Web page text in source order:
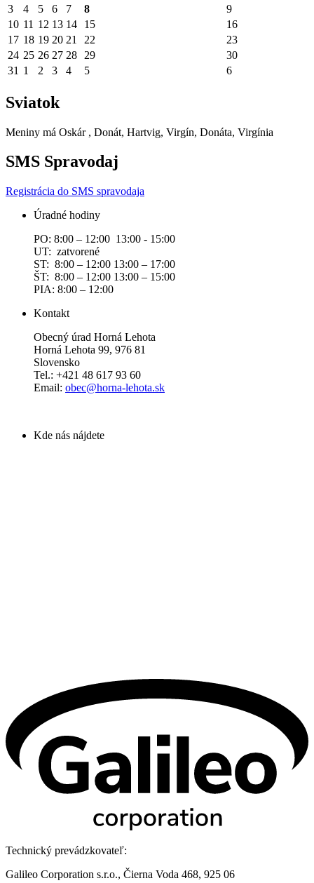
3 4 5 6 7 8
9
10 11 12 13 14 15
16
17 18 19 20 21 22
23
24 25 26 27 28 29
30
31 1 2 3 4 5 6
Sviatok
Meniny má Oskár , Donát, Hartvig, Virgín, Donáta, Virgínia
SMS Spravodaj
Registrácia do SMS spravodaja
Úradné hodiny
PO: 8:00 – 12:00 13:00 - 15:00
UT: zatvorené
ST: 8:00 – 12:00 13:00 – 17:00
ŠT: 8:00 – 12:00 13:00 – 15:00
PIA: 8:00 – 12:00
Kontakt
Obecný úrad Horná Lehota
Horná Lehota 99, 976 81
Slovensko
Tel.: +421 48 617 93 60
Email: obec@horna-lehota.sk
Kde nás nájdete
Technický prevádzkovateľ:
Galileo Corporation s.r.o., Čierna Voda 468, 925 06